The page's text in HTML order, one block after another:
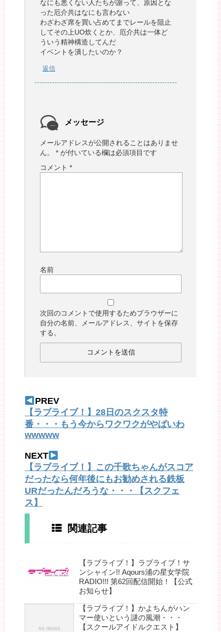
なにも悪くない人たちが謝って、原因とな
った厄介共はなにも言わない
わざわざ席を買い占めてまでレールを阻止
してその上UO炊くとか、厄介共は一体ど
ういう精神構造してんだ
イベントを潰したいのか？
返信
メッセージ
メールアドレスが公開されることはありませ
ん。
* が付いている欄は必須項目です
コメント *
名前
次回のコメントで使用するためブラウザーに
自分の名前、メールアドレス、サイトを保存
する。
PREV
【ラブライブ！】28日のスクスタ特
番・・・もう今からワクワクがやばいわ
wwwww
NEXT
【ラブライブ！】この千歌ちゃんがスコア
だったなら何年後にもお勧めされる鉄板
URだったんだろうな・・・【スクフェ
ス】
関連記事
【ラブライブ！】ラブライブ！サ
ンシャイン!! Aqours浦の星女学院
RADIO!!! 第62回配信開始！【公式
お知らせ】
【ラブライブ！】かよちんがハン
マー使いという謎の風潮・・・
【スクールアイドルクエスト】